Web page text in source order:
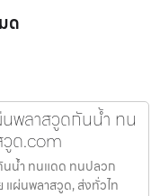
ด
นพลาสวูดกันน้ำ ทน
ด.com
นน้ำ ทนแดด ทนปลวก
ผ่นพลาสวูด, ส่งทั่วไท